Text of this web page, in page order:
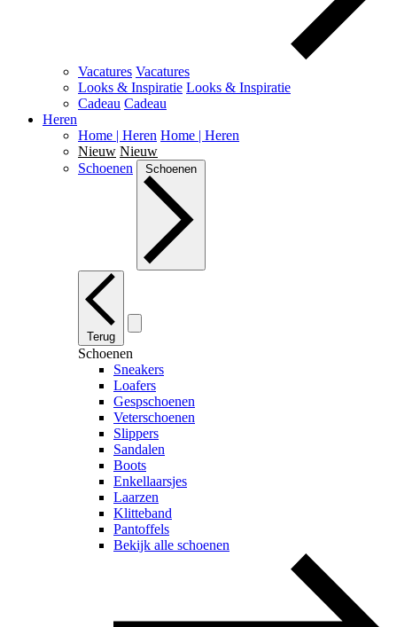
Vacatures Vacatures
Looks & Inspiratie Looks & Inspiratie
Cadeau Cadeau
Heren
Home | Heren Home | Heren
Nieuw Nieuw
Schoenen
Schoenen
Terug
Schoenen
Sneakers
Loafers
Gespschoenen
Veterschoenen
Slippers
Sandalen
Boots
Enkellaarsjes
Laarzen
Klitteband
Pantoffels
Bekijk alle schoenen